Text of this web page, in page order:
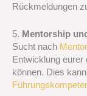
Rückmeldungen
5. Mentorship
Sucht nach
Entwicklung eurer
können. Dies